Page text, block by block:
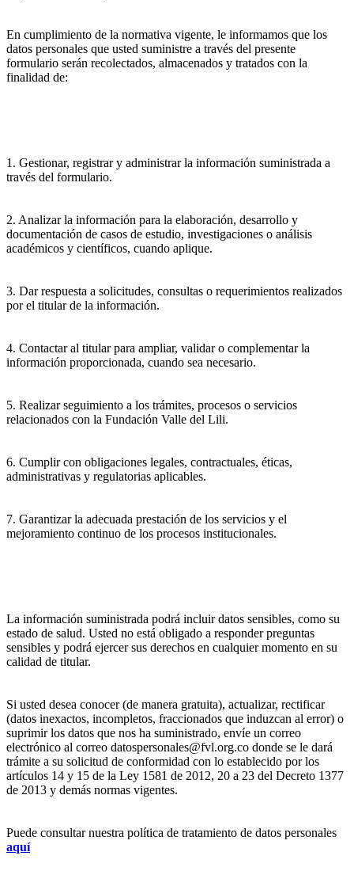
En cumplimiento de la normativa vigente, le informamos que los
datos personales que usted suministre a través del presente
formulario serán recolectados, almacenados y tratados con la
finalidad de:
1. Gestionar, registrar y administrar la información suministrada a
través del formulario.
2. Analizar la información para la elaboración, desarrollo y
documentación de casos de estudio, investigaciones o análisis
académicos y científicos, cuando aplique.
3. Dar respuesta a solicitudes, consultas o requerimientos realizados
por el titular de la información.
4. Contactar al titular para ampliar, validar o complementar la
información proporcionada, cuando sea necesario.
5. Realizar seguimiento a los trámites, procesos o servicios
relacionados con la Fundación Valle del Lili.
6. Cumplir con obligaciones legales, contractuales, éticas,
administrativas y regulatorias aplicables.
7. Garantizar la adecuada prestación de los servicios y el
mejoramiento continuo de los procesos institucionales.
La información suministrada podrá incluir datos sensibles, como su
estado de salud. Usted no está obligado a responder preguntas
sensibles y podrá ejercer sus derechos en cualquier momento en su
calidad de titular.
Si usted desea conocer (de manera gratuita), actualizar, rectificar
(datos inexactos, incompletos, fraccionados que induzcan al error) o
suprimir los datos que nos ha suministrado, envíe un correo
electrónico al correo datospersonales@fvl.org.co donde se le dará
trámite a su solicitud de conformidad con lo establecido por los
artículos 14 y 15 de la Ley 1581 de 2012, 20 a 23 del Decreto 1377
de 2013 y demás normas vigentes.
Puede consultar nuestra política de tratamiento de datos personales
aquí